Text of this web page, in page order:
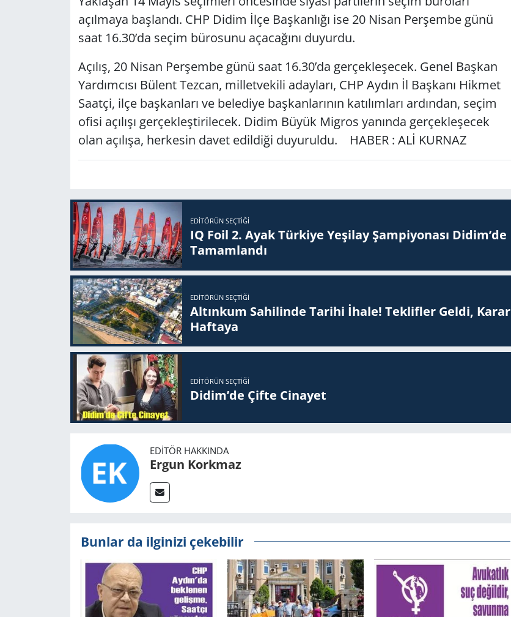
açılmaya başlandı. CHP Didim İlçe Başkanlığı ise 20 Nisan Perşembe günü
saat 16.30’da seçim bürosunu açacağını duyurdu.
Açılış, 20 Nisan Perşembe günü saat 16.30’da gerçekleşecek. Genel Başkan
Yardımcısı Bülent Tezcan, milletvekili adayları, CHP Aydın İl Başkanı Hikmet
Saatçi, ilçe başkanları ve belediye başkanlarının katılımları ardından, seçim
ofisi açılışı gerçekleştirilecek. Didim Büyük Migros yanında gerçekleşecek
olan açılışa, herkesin davet edildiği duyuruldu. HABER : ALİ KURNAZ
EDITÖRÜN SEÇTIĞI
IQ Foil 2. Ayak Tür­ki­ye Ye­şi­lay Şam­pi­yo­na­sı Didim’de
Ta­mam­lan­dı
EDITÖRÜN SEÇTIĞI
Altınkum Sahilinde Tarihi İhale! Teklifler Geldi, Karar
Haftaya
EDITÖRÜN SEÇTIĞI
Didim’de Çifte Ci­na­yet
EDITÖR HAKKINDA
Ergun Korkmaz
Bunlar da ilginizi çekebilir